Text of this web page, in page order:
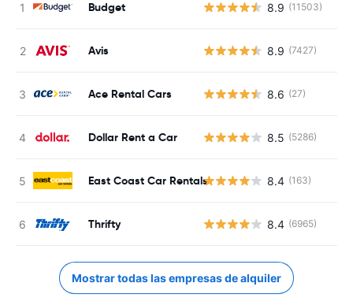
Budget 8.9 (11503)
Avis 8.9 (7427)
Ace Rental Cars 8.6 (27)
Dollar Rent a Car 8.5 (5286)
East Coast Car Rentals 8.4 (163)
Thrifty 8.4 (6965)
Mostrar todas las empresas de alquiler